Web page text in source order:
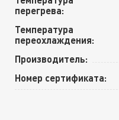
перегрева:
Температура
переохлаждения:
Производитель:
Номер сертификата: